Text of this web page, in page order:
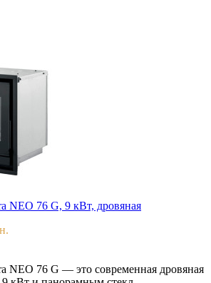
NEO 76 G, 9 кВт, дровяная
NEO 76 G — это современная дровяная